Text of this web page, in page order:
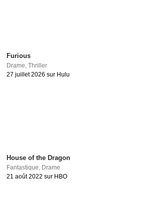
Furious
Drame,Thriller
27 juillet 2026 sur Hulu
House of the Dragon
Fantastique Drame
21 août 2022 sur HBO